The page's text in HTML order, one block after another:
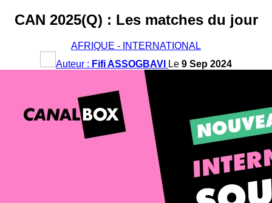
CAN 2025(Q) : Les matches du jour
AFRIQUE - INTERNATIONAL
Auteur : Fifi ASSOGBAVI Le 9 Sep 2024